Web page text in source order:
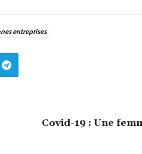
entreprises
Covid-19 : Une